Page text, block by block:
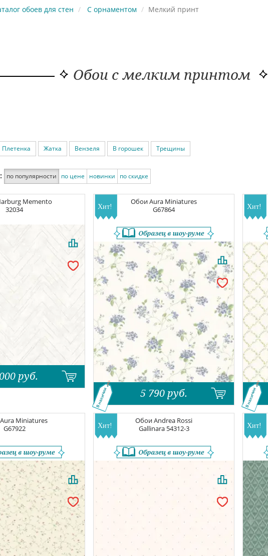
обоев для стен С орнаментом Мелкий принт
Обои с мелким принтом
Плетенка Жатка Вензеля В горошек Трещины
по популярности по цене новинки по скидке
Memento
32034
руб.
ОбоиAura Miniatures
G67864
5 790 руб.
В наличии В наличии
Aura Miniatures
G67922
ОбоиAndrea Rossi
Gallinara 54312-3